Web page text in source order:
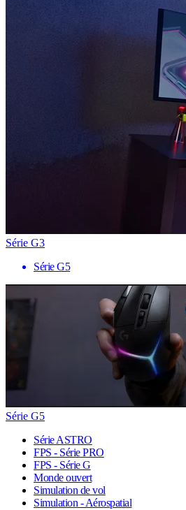
Série G3
Série G5
Série G5
Série ASTRO
FPS - Série PRO
FPS - Série G
Monde ouvert
Simulation de vol
Simulation - Aérospatial